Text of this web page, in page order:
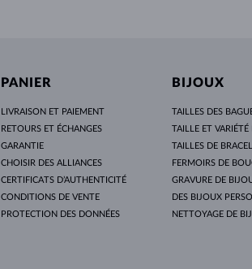
PANIER
LIVRAISON ET PAIEMENT
RETOURS ET ÉCHANGES
GARANTIE
CHOISIR DES ALLIANCES
CERTIFICATS D’AUTHENTICITÉ
CONDITIONS DE VENTE
PROTECTION DES DONNÉES
BIJOUX
TAILLES DES
TAILLE ET VARIÉTÉ
TAILLES DE
FERMOIRS DE
GRAVURE DE
DES BIJOUX
NETTOYAGE DE